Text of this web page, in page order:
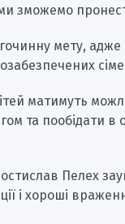
зможемо
мету, адже
матимуть
та пообідати в
Пелех
і хороші